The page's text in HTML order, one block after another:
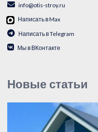
info@otis-stroy.ru
Написать в Max
Написать в Telegram
Мы в ВКонтакте
Новые статьи